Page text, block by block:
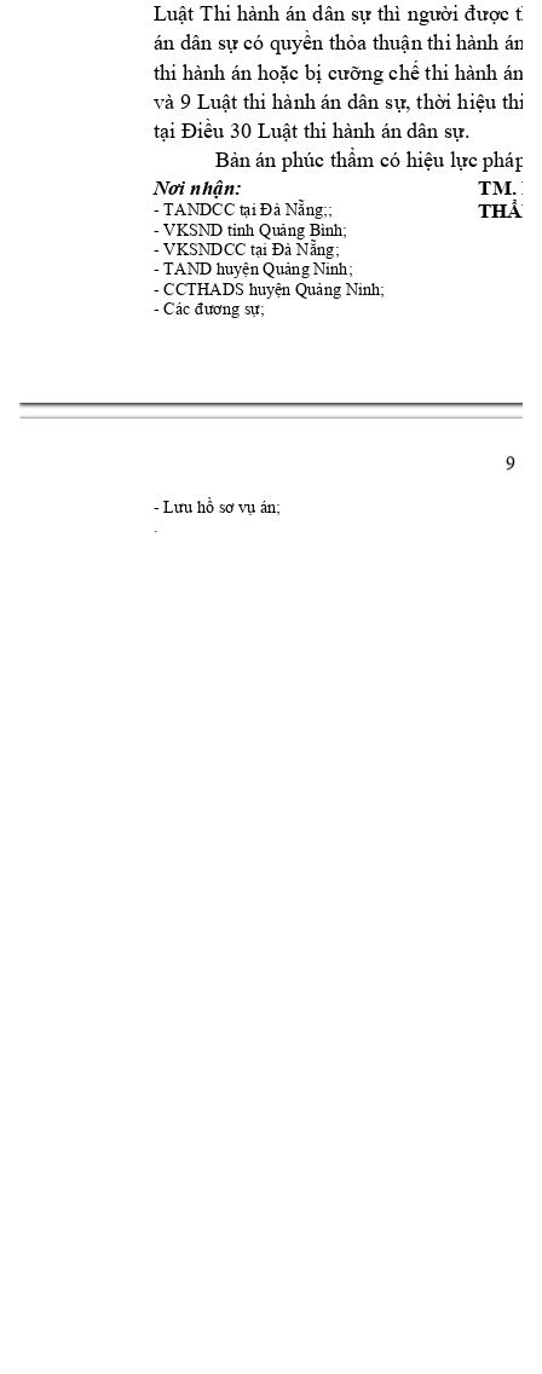
Luật Thi hành án dân sự thì người được
án dân sự có quyền thỏa thuận thi hành án,
thi hành án hoặc bị cưỡng chế thi hành án
và 9 Luật thi hành án dân sự, thời hiệu thi
tại Điều 30 Luật thi hành án dân sự.
Bản án phúc thẩm có hiệu lực pháp
Nơi nhận:
- TANDCC tại Đà Nẵng;;
- VKSND tỉnh Quảng Bình;
- VKSNDCC tại Đà Nẵng;
- TAND huyện Quảng Ninh;
- CCTHADS huyện Quảng Ninh;
- Các đương sự;
TM.
9
- Lưu hồ sơ vụ án;
.